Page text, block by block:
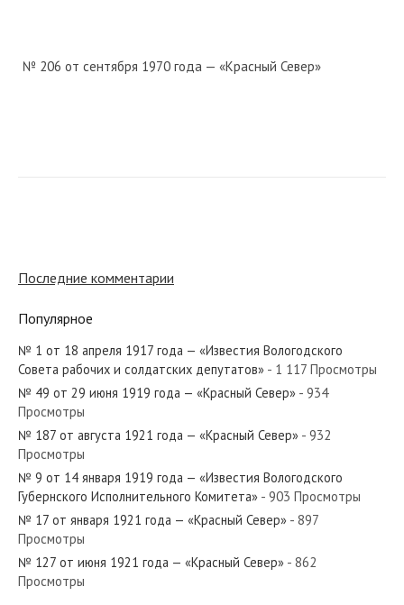
№ 206 от сентября 1970 года — «Красный Север»
№ 20 от января 1951 года — «Красный Север»
№ 102 от мая 1949 года — «Красный Север»
№ 181 от августа 1977 года — «Красный Север»
Последние комментарии
Популярное
№ 1 от 18 апреля 1917 года — «Известия Вологодского
Совета рабочих и солдатских депутатов» - 1 117 Просмотры
№ 49 от 29 июня 1919 года — «Красный Север» - 934
Просмотры
№ 187 от августа 1921 года — «Красный Север» - 932
Просмотры
№ 9 от 14 января 1919 года — «Известия Вологодского
Губернского Исполнительного Комитета» - 903 Просмотры
№ 17 от января 1921 года — «Красный Север» - 897
Просмотры
№ 127 от июня 1921 года — «Красный Север» - 862
Просмотры